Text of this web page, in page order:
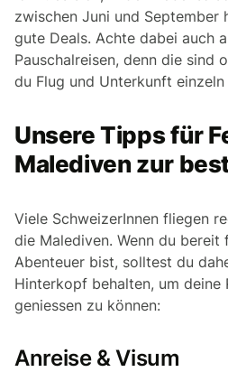
zwischen Juni und September
gute Deals. Achte dabei auch
Pauschalreisen, denn die sind
du Flug und Unterkunft einzeln
Unsere Tipps für
Malediven zur
Viele SchweizerInnen fliegen
die Malediven. Wenn du bereit
Abenteuer bist, solltest du
Hinterkopf behalten, um deine
geniessen zu können:
Anreise & Visum